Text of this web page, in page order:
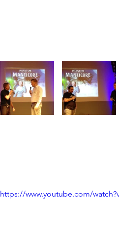
https://www.youtube.com/